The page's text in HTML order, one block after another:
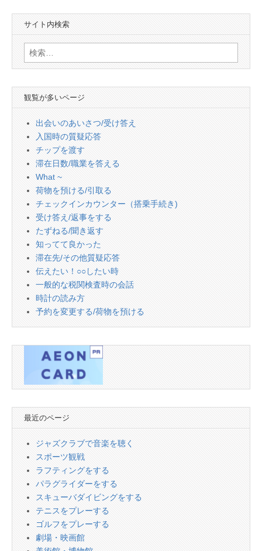
サイト内検索
検
索:
観覧が多いページ
出会いのあいさつ/受け答え
入国時の質疑応答
チップを渡す
滞在日数/職業を答える
What ~
荷物を預ける/引取る
チェックインカウンター（搭乗手続き)
受け答え/返事をする
たずねる/聞き返す
知ってて良かった
滞在先/その他質疑応答
伝えたい！○○したい時
一般的な税関検査時の会話
時計の読み方
予約を変更する/荷物を預ける
最近のページ
ジャズクラブで音楽を聴く
スポーツ観戦
ラフティングをする
パラグライダーをする
スキューバダイビングをする
テニスをプレーする
ゴルフをプレーする
劇場・映画館